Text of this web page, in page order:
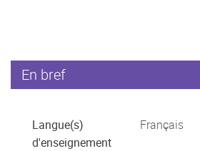
En bref
Langue(s)
d'enseignement
Français